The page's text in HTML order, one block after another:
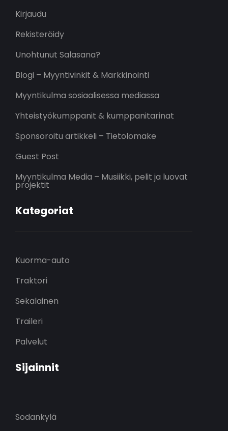
Kirjaudu
Rekisteröidy
Unohtunut Salasana?
Blogi – Myyntivinkit & Markkinointi
Myyntikulma sosiaalisessa mediassa
Yhteistyökumppanit & kumppanitarinat
Sponsoroitu artikkeli – Tietolomake
Guest Post
Myyntikulma Media – Musiikki, pelit ja luovat
projektit
Kategoriat
Kuorma-auto
Traktori
Sekalainen
Traileri
Palvelut
Sijainnit
Sodankylä